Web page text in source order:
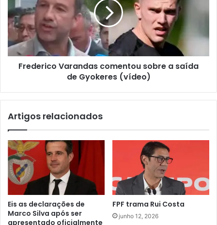
Frederico Varandas comentou sobre a saída
de Gyokeres (vídeo)
Artigos relacionados
Eis as declarações de
Marco Silva após ser
apresentado oficialmente
FPF trama Rui Costa
junho 12, 2026